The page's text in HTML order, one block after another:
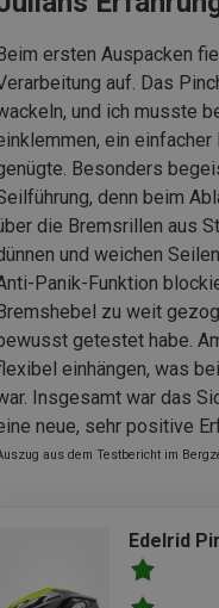
ersten Auspacken
auf. Das
und ich musste
ein
Besonders
denn beim
die Bremsrillen aus
und weichen
Panik-Funktion
zu weit
getestet habe.
einhängen, was
Insgesamt war das
neue, sehr positive
aus dem Testbericht im
Edelrid